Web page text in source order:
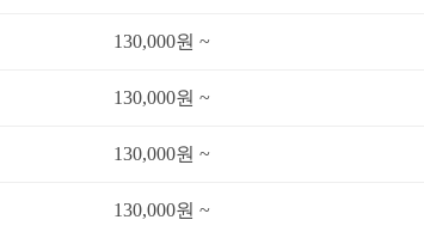
130,000원 ~
130,000원 ~
130,000원 ~
130,000원 ~